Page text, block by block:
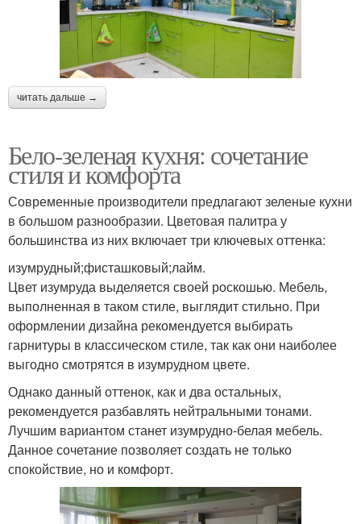
читать дальше →
Бело-зеленая кухня: сочетание
стиля и комфорта
Современные производители предлагают зеленые кухни
в большом разнообразии. Цветовая палитра у
большинства из них включает три ключевых оттенка:
изумрудный;фисташковый;лайм.
Цвет изумруда выделяется своей роскошью. Мебель,
выполненная в таком стиле, выглядит стильно. При
оформлении дизайна рекомендуется выбирать
гарнитуры в классическом стиле, так как они наиболее
выгодно смотрятся в изумрудном цвете.
Однако данный оттенок, как и два остальных,
рекомендуется разбавлять нейтральными тонами.
Лучшим вариантом станет изумрудно-белая мебель.
Данное сочетание позволяет создать не только
спокойствие, но и комфорт.